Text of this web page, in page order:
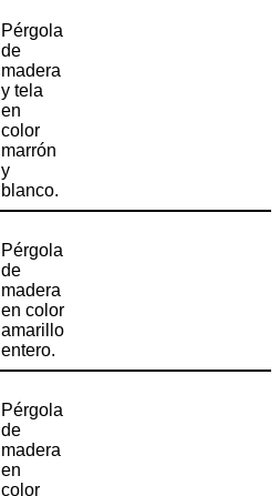
Pérgola
de
madera
y tela
en
color
marrón
y
blanco.
Pérgola
de
madera
en color
amarillo
entero.
Pérgola
de
madera
en
color